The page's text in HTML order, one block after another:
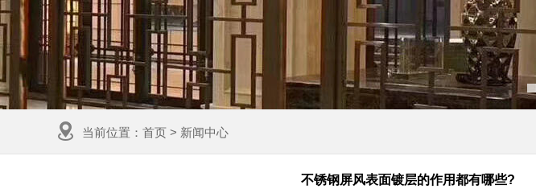
当前位置： 首页 > 新闻中心
不锈钢屏风表面镀层的作用都有哪些?